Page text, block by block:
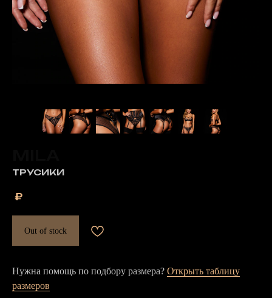
ТРУСИКИ
₽
Out of stock
Нужна помощь по подбору размера? Открыть таблицу
размеров